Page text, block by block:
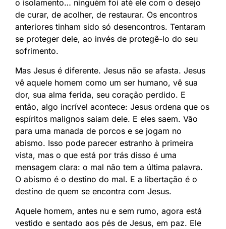
o isolamento… ninguém foi até ele com o desejo
de curar, de acolher, de restaurar. Os encontros
anteriores tinham sido só desencontros. Tentaram
se proteger dele, ao invés de protegê-lo do seu
sofrimento.
Mas Jesus é diferente. Jesus não se afasta. Jesus
vê aquele homem como um ser humano, vê sua
dor, sua alma ferida, seu coração perdido. E
então, algo incrível acontece: Jesus ordena que os
espíritos malignos saiam dele. E eles saem. Vão
para uma manada de porcos e se jogam no
abismo. Isso pode parecer estranho à primeira
vista, mas o que está por trás disso é uma
mensagem clara: o mal não tem a última palavra.
O abismo é o destino do mal. E a libertação é o
destino de quem se encontra com Jesus.
Aquele homem, antes nu e sem rumo, agora está
vestido e sentado aos pés de Jesus, em paz. Ele